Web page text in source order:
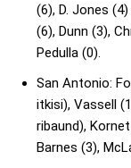
(6), D. Jones
(6), Dunn (3),
Pedulla (0).
San Antonio:
itkisi), Vassell
ribaund),
Barnes (3),